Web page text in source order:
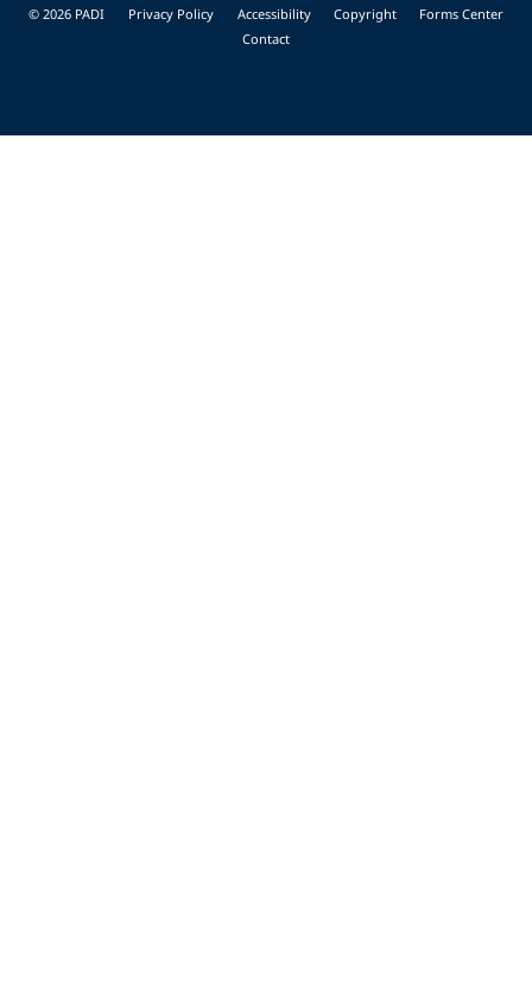
© 2026 PADI Privacy Policy Accessibility Copyright
Forms Center
Contact